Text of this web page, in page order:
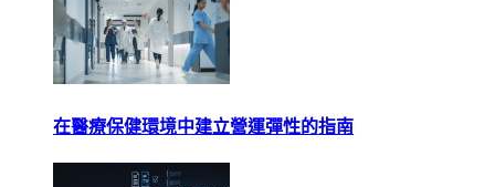
在醫療保健環境中建立營運彈性的指南